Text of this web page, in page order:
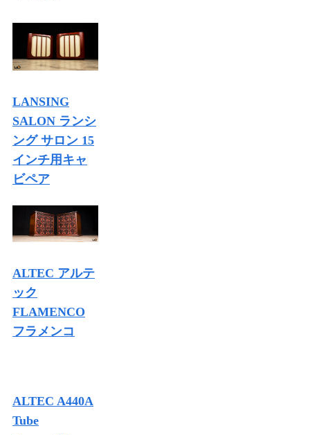
LANSING
SALON ランシ
ング サロン 15
インチ用キャ
ビペア
ALTEC アルテ
ック
FLAMENCO
フラメンコ
ALTEC A440A
Tube